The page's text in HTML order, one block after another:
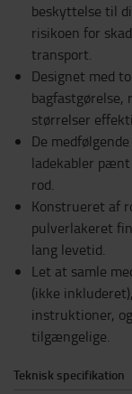
beskyttelse til
risikoen for
transport.
Designet med
bagfastgørelse,
størrelser
De
ladekabler
rod.
Konstrueret af
pulverlakeret
lang levetid.
Let at samle
(ikke
instruktioner,
tilgængelige.
Teknisk specifikation